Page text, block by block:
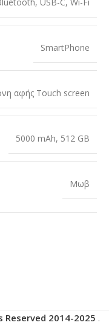
, USB-C, Wi-Fi
SmartPhone
αφής Touch screen
5000 mAh, 512 GB
Μωβ
2014-2025 .